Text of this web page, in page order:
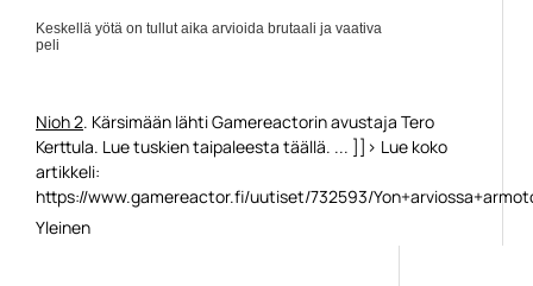
Keskellä yötä on tullut aika arvioida brutaali ja vaativa
peli
Nioh 2. Kärsimään lähti Gamereactorin avustaja Tero
Kerttula. Lue tuskien taipaleesta täällä. ... ]]> Lue koko
artikkeli:
https://www.gamereactor.fi/uutiset/732593/
Yleinen